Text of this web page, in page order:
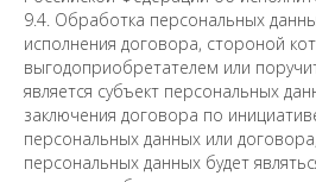
9.4. Обработка персональных
исполнения договора, стороной
выгодоприобретателем или
является субъект персональных
заключения договора по
персональных данных или
персональных данных будет